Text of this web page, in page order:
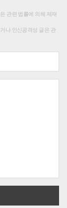
관련 법률에 의해 제재
나 인신공격성 글은 관